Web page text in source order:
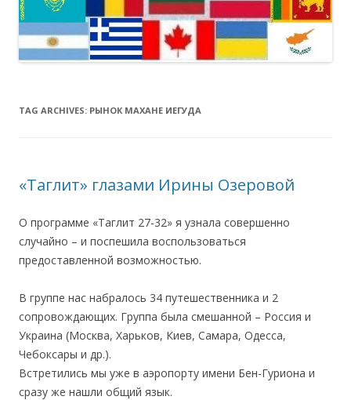
TAG ARCHIVES: РЫНОК МАХАНЕ ИЕГУДА
«Таглит» глазами Ирины Озеровой
О программе «Таглит 27-32» я узнала совершенно
случайно – и поспешила воспользоваться
предоставленной возможностью.
В группе нас набралось 34 путешественника и 2
сопровождающих. Группа была смешанной – Россия и
Украина (Москва, Харьков, Киев, Самара, Одесса,
Чебоксары и др.).
Встретились мы уже в аэропорту имени Бен-Гуриона и
сразу же нашли общий язык.